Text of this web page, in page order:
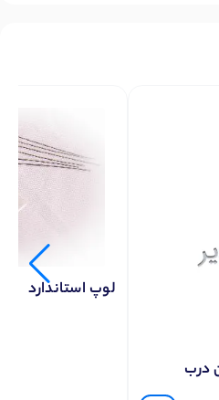
لوپ استاندارد